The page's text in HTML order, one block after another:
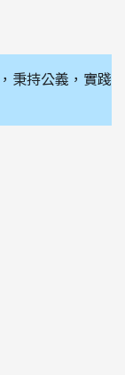
秉持公義，實踐